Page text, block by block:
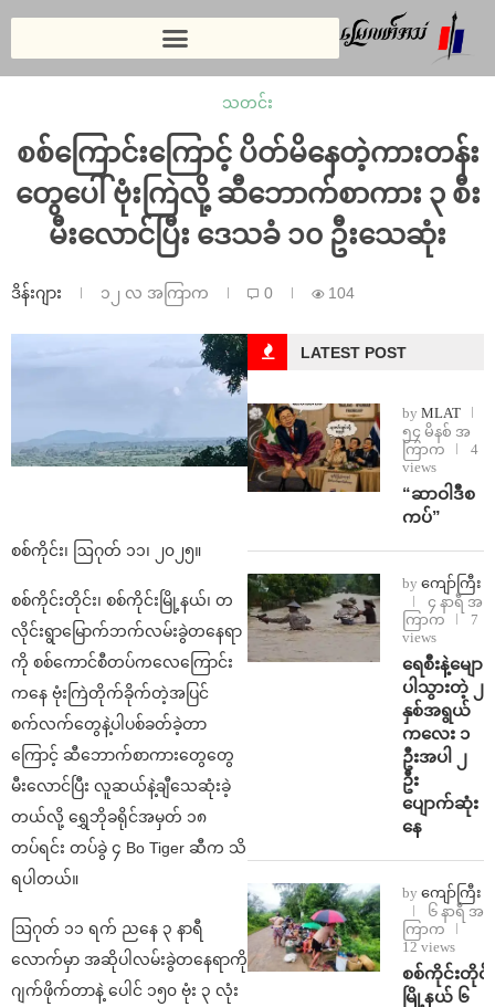
သတင်း
စစ်ကြောင်းကြောင့် ပိတ်မိနေတဲ့ကားတန်း
တွေပေါ် ဗုံးကြဲလို့ ဆီဘောက်စာကား ၃ စီး
မီးလောင်ပြီး ဒေသခံ ၁၀ ဦးသေဆုံး
ဒိန်းဂျား ၁၂ လ အကြာက 0 104
စစ်ကိုင်း၊ ဩဂုတ် ၁၁၊ ၂၀၂၅။
စစ်ကိုင်းတိုင်း၊ စစ်ကိုင်းမြို့နယ်၊ တ
လိုင်းရွာမြောက်ဘက်လမ်းခွဲတနေရာ
ကို စစ်ကောင်စီတပ်ကလေကြောင်း
ကနေ ဗုံးကြဲတိုက်ခိုက်တဲ့အပြင်
စက်လက်တွေနဲ့ပါပစ်ခတ်ခဲ့တာ
ကြောင့် ဆီဘောက်စာကားတွေတွေ
မီးလောင်ပြီး လူဆယ်နဲ့ချီသေဆုံးခဲ့
တယ်လို့ ရွှေဘိုခရိုင်အမှတ် ၁၈
တပ်ရင်း တပ်ခွဲ ၄ Bo Tiger ဆီက သိ
ရပါတယ်။
ဩဂုတ် ၁၁ ရက် ညနေ ၃ နာရီ
လောက်မှာ အဆိုပါလမ်းခွဲတနေရာကို
ဂျက်ဖိုက်တာနဲ့ ပေါင် ၁၅၀ ဗုံး ၃ လုံး
LATEST POST
by MLAT
၅၄ မိနစ် အ
ကြာက
4
views
“ဆာဝါဒီစ
ကပ်”
by ကျော်ကြီး
၄ နာရီ အ
ကြာက
7
views
ရေစီးနဲ့မျော
ပါသွားတဲ့ ၂
နှစ်အရွယ်
ကလေး ၁
ဦးအပါ ၂
ဦး
ပျောက်ဆုံး
နေ
by ကျော်ကြီး
၆ နာရီ အ
ကြာက
12 views
စစ်ကိုင်းတိုင်း
မြို့နယ် ၆